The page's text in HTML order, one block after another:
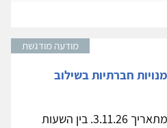
מודעה מודגשת
חברתיות בשילוב
המחזור הקרוב: ימי שלישי מתאריך 3.11.26. בין השעות